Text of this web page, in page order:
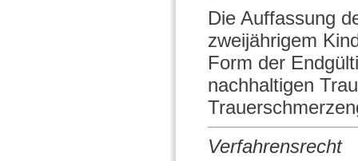
Die Auffassung
zweijährigem
Form der
nachhaltigen
Verfahrensrecht